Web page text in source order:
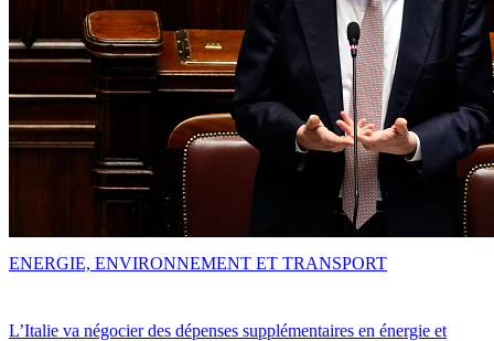
L’Italie va négocier des dépenses supplémentaires en énergie et
ENERGIE, ENVIRONNEMENT ET TRANSPORT